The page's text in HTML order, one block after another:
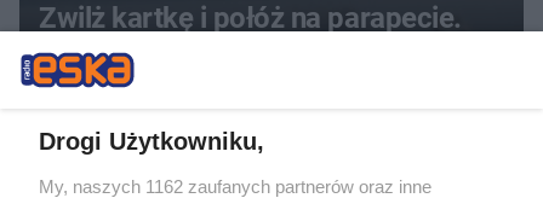
Zwilż kartkę i połóż na parapecie.
Żadna mucha nie wleci do twojego
domu
Drogi Użytkowniku,
My, naszych 1162 zaufanych partnerów oraz inne